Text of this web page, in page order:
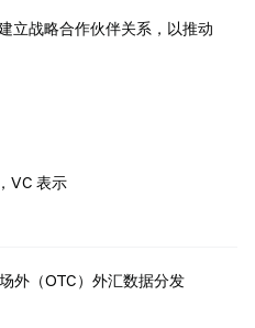
立战略合作伙伴关系，以推动
VC 表示
外（OTC）外汇数据分发